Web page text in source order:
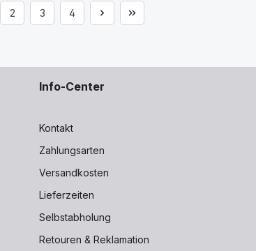
Seite
2
Seite
3
Seite
4
Info-Center
Kontakt
Zahlungsarten
Versandkosten
Lieferzeiten
Selbstabholung
Retouren & Reklamation